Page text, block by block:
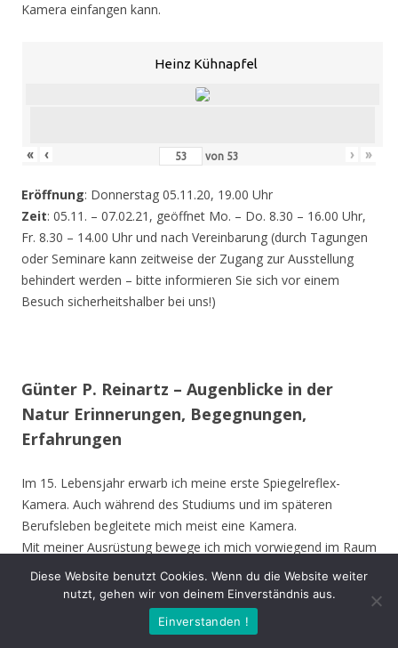
Kamera einfangen kann.
Heinz Kühnapfel
« ‹ von 53 › »
Eröffnung: Donnerstag 05.11.20, 19.00 Uhr
Zeit: 05.11. – 07.02.21, geöffnet Mo. – Do. 8.30 – 16.00 Uhr,
Fr. 8.30 – 14.00 Uhr und nach Vereinbarung (durch Tagungen
oder Seminare kann zeitweise der Zugang zur Ausstellung
behindert werden – bitte informieren Sie sich vor einem
Besuch sicherheitshalber bei uns!)
Günter P. Reinartz – Augenblicke in der
Natur Erinnerungen, Begegnungen,
Erfahrungen
Im 15. Lebensjahr erwarb ich meine erste Spiegelreflex-
Kamera. Auch während des Studiums und im späteren
Berufsleben begleitete mich meist eine Kamera.
Mit meiner Ausrüstung bewege ich mich vorwiegend im Raum
Nordrhein-Westfalen, bevorzugt im Kreis Unna, Hamm,
Münster und Soest. Ich besuche aber auch andere Gebiete in
Deutschland und die Vogelinsel Texel (Niederlande). Die
Ausstellung zeigt meine Erinnerungen, Begegnungen oder
Diese Website benutzt Cookies. Wenn du die Website weiter
nutzt, gehen wir von deinem Einverständnis aus.
Einverstanden !